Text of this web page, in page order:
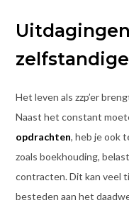
Het leven als zzp’er
Naast het constant
opdrachten, heb je ook
zoals boekhouding,
contracten. Dit kan veel
besteden aan het